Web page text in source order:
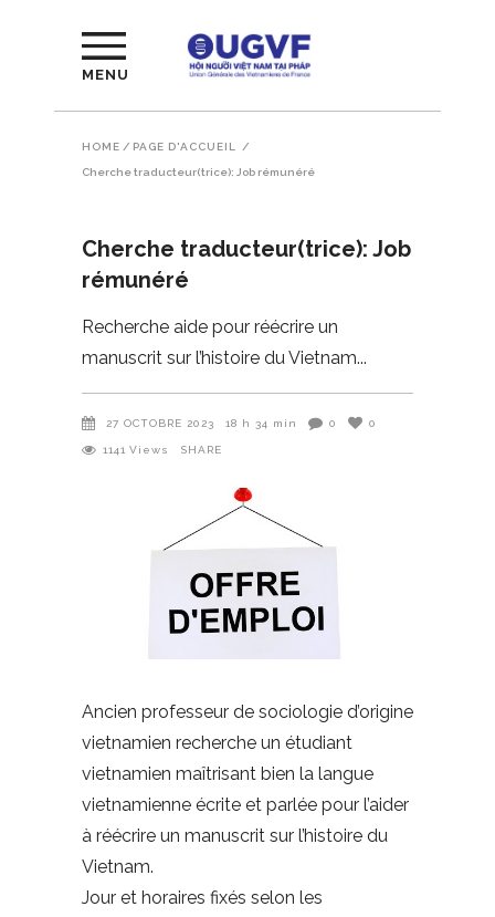
MENU
HOME / PAGE D'ACCUEIL /
Cherche traducteur(trice): Job rémunéré
Cherche traducteur(trice): Job
rémunéré
Recherche aide pour réécrire un
manuscrit sur l’histoire du Vietnam
27 OCTOBRE 2023 18 h 34 min 0 0
1141 Views SHARE
Ancien professeur de sociologie d’origine
vietnamien recherche un étudiant
vietnamien maîtrisant bien la langue
vietnamienne écrite et parlée pour l’aider
à réécrire un manuscrit sur l’histoire du
Vietnam.
Jour et horaires fixés selon les